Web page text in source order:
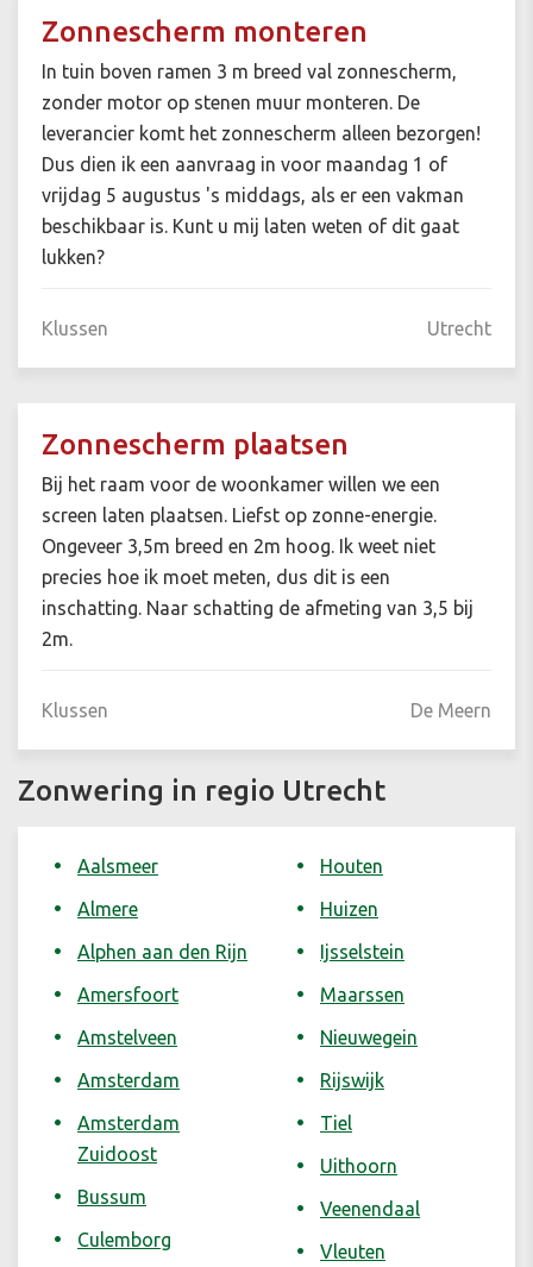
Zonnescherm monteren
In tuin boven ramen 3 m breed val zonnescherm,
zonder motor op stenen muur monteren. De
leverancier komt het zonnescherm alleen bezorgen!
Dus dien ik een aanvraag in voor maandag 1 of
vrijdag 5 augustus 's middags, als er een vakman
beschikbaar is. Kunt u mij laten weten of dit gaat
lukken?
Klussen Utrecht
Zonnescherm plaatsen
Bij het raam voor de woonkamer willen we een
screen laten plaatsen. Liefst op zonne-energie.
Ongeveer 3,5m breed en 2m hoog. Ik weet niet
precies hoe ik moet meten, dus dit is een
inschatting. Naar schatting de afmeting van 3,5 bij
2m.
Klussen De Meern
Zonwering in regio Utrecht
Aalsmeer
Almere
Alphen aan den Rijn
Amersfoort
Amstelveen
Amsterdam
Amsterdam
Zuidoost
Bussum
Culemborg
Houten
Huizen
Ijsselstein
Maarssen
Nieuwegein
Rijswijk
Tiel
Uithoorn
Veenendaal
Vleuten